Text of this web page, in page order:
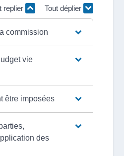
replier Tout déplier
commission
vie
être imposées
des